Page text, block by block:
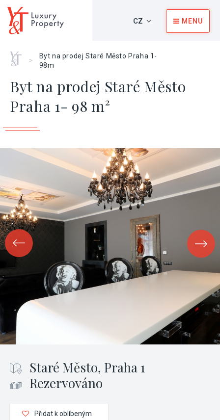
CZ MENU
Home
>
Byt na prodej Staré Město Praha 1-
98m
Byt na prodej Staré Město
Praha 1- 98 m²
Staré Město, Praha 1
Rezervováno
Přidat k oblíbeným